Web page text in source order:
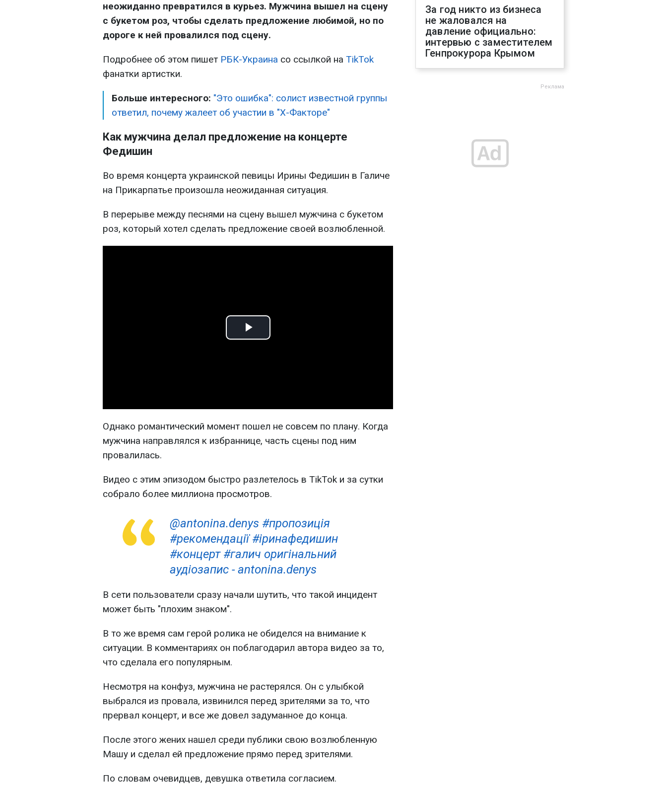
неожиданно превратился в курьез. Мужчина вышел на сцену
с букетом роз, чтобы сделать предложение любимой, но по
дороге к ней провалился под сцену.
Подробнее об этом пишет РБК-Украина со ссылкой на TikTok
фанатки артистки.
Больше интересного: "Это ошибка": солист известной группы
ответил, почему жалеет об участии в "Х-Факторе"
Как мужчина делал предложение на концерте
Федишин
Во время концерта украинской певицы Ирины Федишин в Галиче
на Прикарпатье произошла неожиданная ситуация.
В перерыве между песнями на сцену вышел мужчина с букетом
роз, который хотел сделать предложение своей возлюбленной.
Play
Однако романтический момент пошел не совсем по плану. Когда
мужчина направлялся к избраннице, часть сцены под ним
провалилась.
Видео с этим эпизодом быстро разлетелось в TikTok и за сутки
собрало более миллиона просмотров.
@antonina.denys #пропозиція
#рекомендації #іринафедишин
#концерт #галич оригінальний
аудіозапис - antonina.denys
В сети пользователи сразу начали шутить, что такой инцидент
может быть "плохим знаком".
В то же время сам герой ролика не обиделся на внимание к
ситуации. В комментариях он поблагодарил автора видео за то,
что сделала его популярным.
Несмотря на конфуз, мужчина не растерялся. Он с улыбкой
выбрался из провала, извинился перед зрителями за то, что
прервал концерт, и все же довел задуманное до конца.
После этого жених нашел среди публики свою возлюбленную
Машу и сделал ей предложение прямо перед зрителями.
По словам очевидцев, девушка ответила согласием.
За год никто из бизнеса
не жаловался на
давление официально:
интервью с заместителем
Генпрокурора Крымом